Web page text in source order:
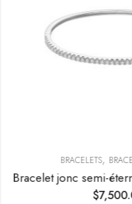
BRACELETS,
$